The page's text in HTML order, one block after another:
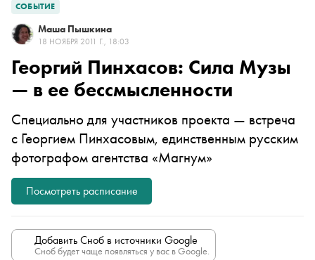
СОБЫТИЕ
Маша Пышкина
18 НОЯБРЯ 2011 Г., 18:03
Георгий Пинхасов: Сила Музы
— в ее бессмысленности
Специально для участников проекта — встреча
с Георгием Пинхасовым, единственным русским
фотографом агентства «Магнум»
Посмотреть расписание
Добавить Сноб в источники Google
Сноб будет чаще появляться у вас в Google.